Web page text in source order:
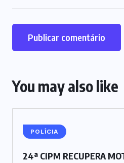
You may also like
POLÍCIA
24ª CIPM RECUPERA